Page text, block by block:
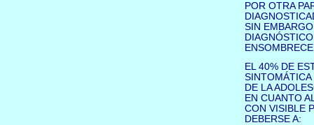
POR OTRA
SIN
EL 40% DE
SINTOMÁTICA
DE LA
EN CUANTO
CON VISIBLE
DEBERSE A: